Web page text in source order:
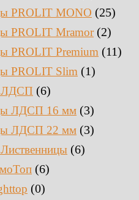
PROLIT MONO (25)
PROLIT Mramor (2)
PROLIT Premium (11)
PROLIT Slim (1)
ЛДСП (6)
ЛДСП 16 мм (3)
ЛДСП 22 мм (3)
(6)
(6)
(0)